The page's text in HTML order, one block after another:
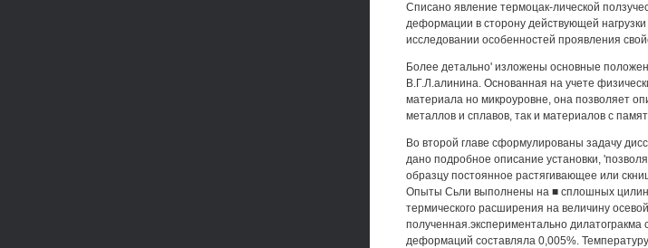
Списано явление термоцак-лической
деформации в сторону действующей
исследовании особенностей проявления
Более детально' изложены основные
В.Г.Л.алинина. Основанная на учете
материала но микроуровне, она позволяет
металлов и сплавов, так и материалов с
Во второй главе сформулированы задачу
дано подробное описание установки,
образцу постоянное растягивающее или
Опыты Сьли выполнены на ■ сплошных
термического расширения на величину
полученная.экспериментально
деформаций составляла 0,005%.